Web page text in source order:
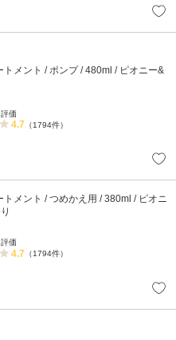
トメント / ポンプ / 480ml / ピオニー&
価
4.7 （1794件）
トメント / つめかえ用 / 380ml / ピオニ
価
4.7 （1794件）